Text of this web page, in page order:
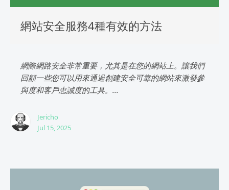
網站安全服務4種有效的方法
網際網路安全非常重要，尤其是在您的網站上。讓我們
回顧一些您可以用來通過創建安全可靠的網站來激發參
與度和客戶忠誠度的工具。...
Jericho
Jul 15, 2025